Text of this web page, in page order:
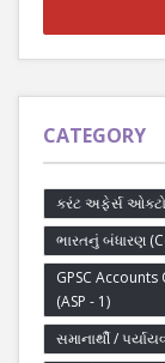
CATEGORY
કરંટ અફેર્સ
ભારતનું બંધારણ
GPSC
(ASP - 1)
સમાનાર્થી /